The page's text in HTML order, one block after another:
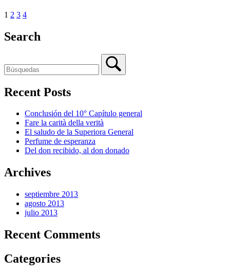
1 2 3 4
Search
Recent Posts
Conclusión del 10° Capítulo general
Fare la carità della verità
El saludo de la Superiora General
Perfume de esperanza
Del don recibido, al don donado
Archives
septiembre 2013
agosto 2013
julio 2013
Recent Comments
Categories